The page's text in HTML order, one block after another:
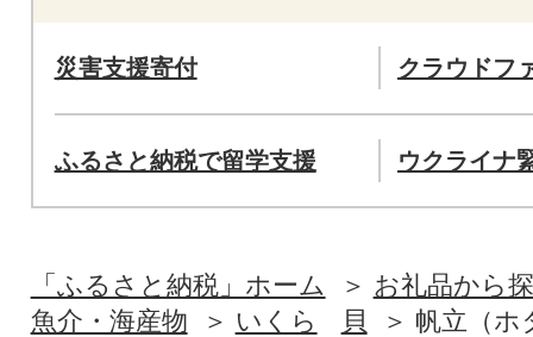
災害支援寄付 クラウドフ
ふるさと納税で留学支援 ウクライナ
「ふるさと納税」ホーム
お礼品から
魚介・海産物
いくら 貝 帆立（ホ